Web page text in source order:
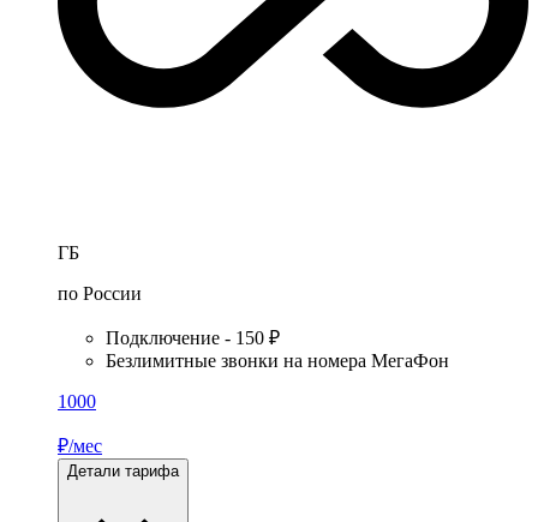
ГБ
по России
Подключение - 150 ₽
Безлимитные звонки на номера МегаФон
1000
₽/мес
Детали тарифа